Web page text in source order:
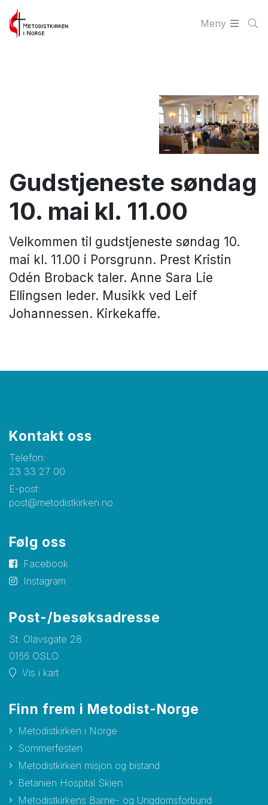
Meny
Gudstjeneste søndag
10. mai kl. 11.00
Velkommen til gudstjeneste søndag 10.
mai kl. 11.00 i Porsgrunn. Prest Kristin
Odén Broback taler. Anne Sara Lie
Ellingsen leder. Musikk ved Leif
Johannessen. Kirkekaffe.
Kontakt oss
Telefon:
23 33 27 00
E-post:
post@metodistkirken.no
Følg oss
Facebook
Instagram
Post-/besøksadresse
St. Olavsgate 28
0166 OSLO
Vis i kart
Finn frem i Metodist-Norge
Metodistkirken i Norge
Sommerfesten
Metodistkirken misjon og bistand
Betanien Hospital Skien
Metodistkirkens Barne- og Ungdomsforbund